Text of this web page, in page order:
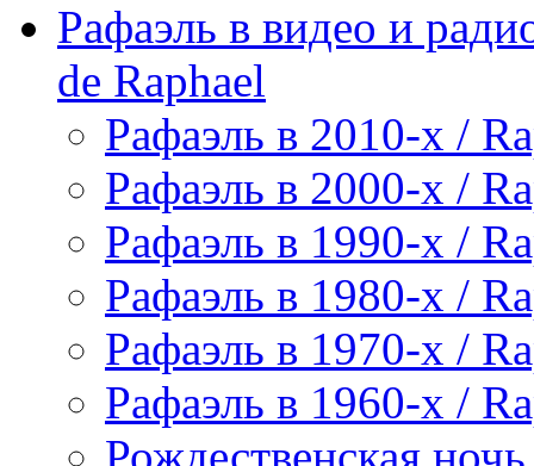
Рафаэль в видео и
de Raphael
Рафаэль в 2010-х /
Рафаэль в 2000-х /
Рафаэль в 1990-х /
Рафаэль в 1980-х /
Рафаэль в 1970-х /
Рафаэль в 1960-х /